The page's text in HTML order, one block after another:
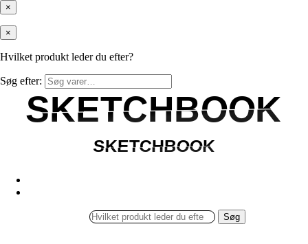
×
×
Hvilket produkt leder du efter?
Søg efter:
SKETCHBOOK
SKETCHBOOK
SKETCHBOOK
SKETCHBOOK
Søg